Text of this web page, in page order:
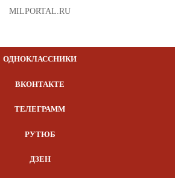
MILPORTAL.RU
ОДНОКЛАССНИКИ
ВКОНТАКТЕ
ТЕЛЕГРАММ
РУТЮБ
ДЗЕН